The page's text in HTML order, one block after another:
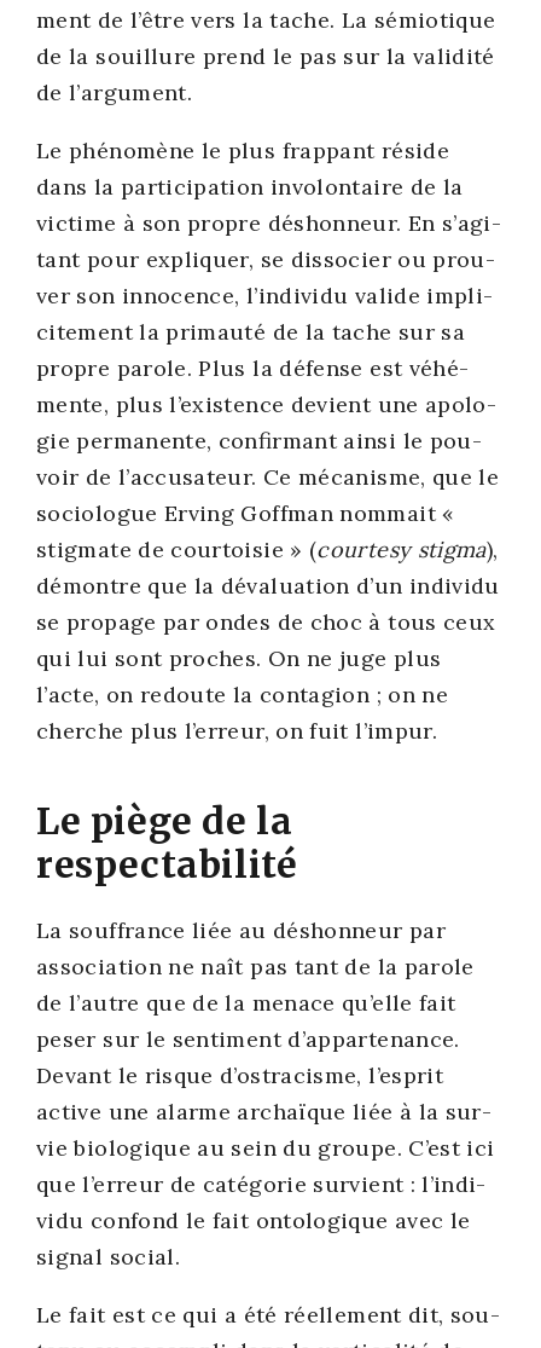
ment de l’être vers la tache. La sémio­tique
de la souillure prend le pas sur la vali­di­té
de l’ar­gu­ment.
Le phé­no­mène le plus frap­pant réside
dans la par­ti­ci­pa­tion invo­lon­taire de la
vic­time à son propre déshon­neur. En s’a­gi­
tant pour expli­quer, se dis­so­cier ou prou­
ver son inno­cence, l’in­di­vi­du valide impli­
ci­te­ment la pri­mau­té de la tache sur sa
propre parole. Plus la défense est véhé­
mente, plus l’exis­tence devient une apo­lo­
gie per­ma­nente, confir­mant ain­si le pou­
voir de l’ac­cu­sa­teur. Ce méca­nisme, que le
socio­logue Erving Goff­man nom­mait «
stig­mate de cour­toi­sie » (cour­te­sy stig­ma),
démontre que la déva­lua­tion d’un indi­vi­du
se pro­page par ondes de choc à tous ceux
qui lui sont proches. On ne juge plus
l’acte, on redoute la conta­gion ; on ne
cherche plus l’er­reur, on fuit l’im­pur.
Le piège de la
respectabilité
La souf­france liée au déshon­neur par
asso­cia­tion ne naît pas tant de la parole
de l’autre que de la menace qu’elle fait
peser sur le sen­ti­ment d’ap­par­te­nance.
Devant le risque d’os­tra­cisme, l’es­prit
active une alarme archaïque liée à la sur­
vie bio­lo­gique au sein du groupe. C’est ici
que l’er­reur de caté­go­rie sur­vient : l’in­di­
vi­du confond le fait onto­lo­gique avec le
signal social.
Le fait est ce qui a été réel­le­ment dit, sou­